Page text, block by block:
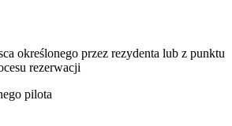
określonego przez rezydenta lub z punktu
rezerwacji
pilota